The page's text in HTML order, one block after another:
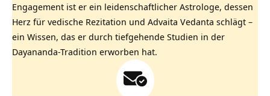
Engagement ist er ein leidenschaftlicher Astrologe, dessen
Herz für vedische Rezitation und Advaita Vedanta schlägt –
ein Wissen, das er durch tiefgehende Studien in der
Dayananda-Tradition erworben hat.